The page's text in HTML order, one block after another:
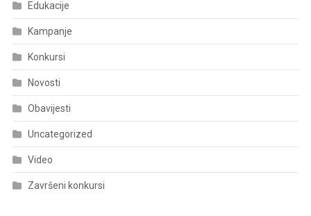
Edukacije
Kampanje
Konkursi
Novosti
Obavijesti
Uncategorized
Video
Završeni konkursi